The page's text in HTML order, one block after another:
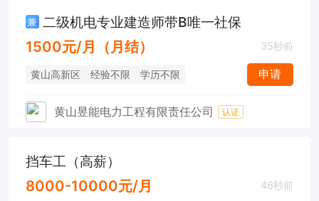
兼 二级机电专业建造师带B唯一社保
1500元/月（月结） 35秒前
黄山高新区 经验不限 学历不限 申请
黄山昱能电力工程有限责任公司 认证
挡车工（高薪）
8000-10000元/月 46秒前